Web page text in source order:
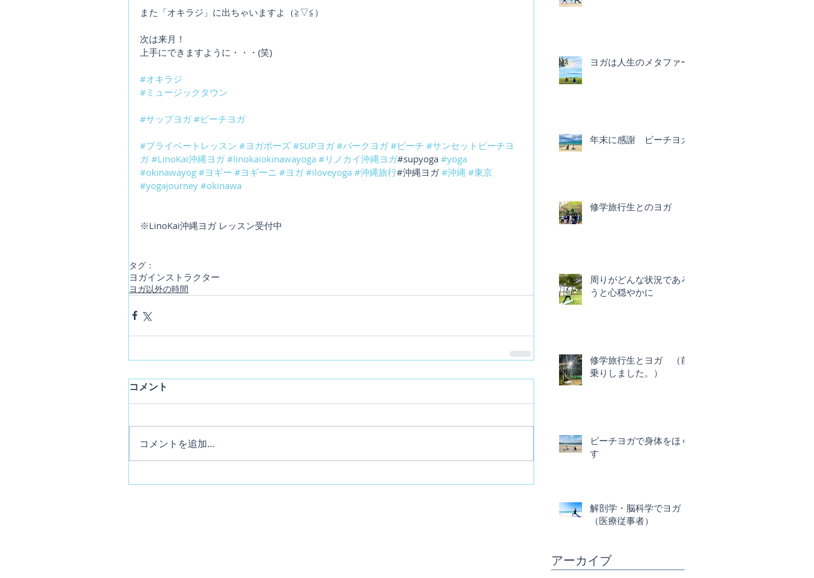
また「オキラジ」に出ちゃいますよ（≧▽≦）
次は来月！
上手にできますように・・・(笑)
#オキラジ
#ミュージックタウン
#サップヨガ #ビーチヨガ
#プライベートレッスン #ヨガポーズ #SUPヨガ #パークヨガ #ビーチ #サンセットビーチヨ
ガ #LinoKai沖縄ヨガ #linokaiokinawayoga #リノカイ沖縄ヨガ#supyoga #yoga
#okinawayog #ヨギー #ヨギーニ #ヨガ #iloveyoga #沖縄旅行#沖縄ヨガ #沖縄 #東京
#yogajourney #okinawa
※LinoKai沖縄ヨガ レッスン受付中
タグ：
ヨガインストラクター
ヨガ以外の時間
コメント
コメントを追加…
ヨガは人生のメタファー
年末に感謝 ビーチヨガ
修学旅行生とのヨガ
周りがどんな状況であろ
うと心穏やかに
修学旅行生とヨガ （前
乗りしました。）
ビーチヨガで身体をほぐ
す
解剖学・脳科学でヨガ
（医療従事者）
アーカイブ